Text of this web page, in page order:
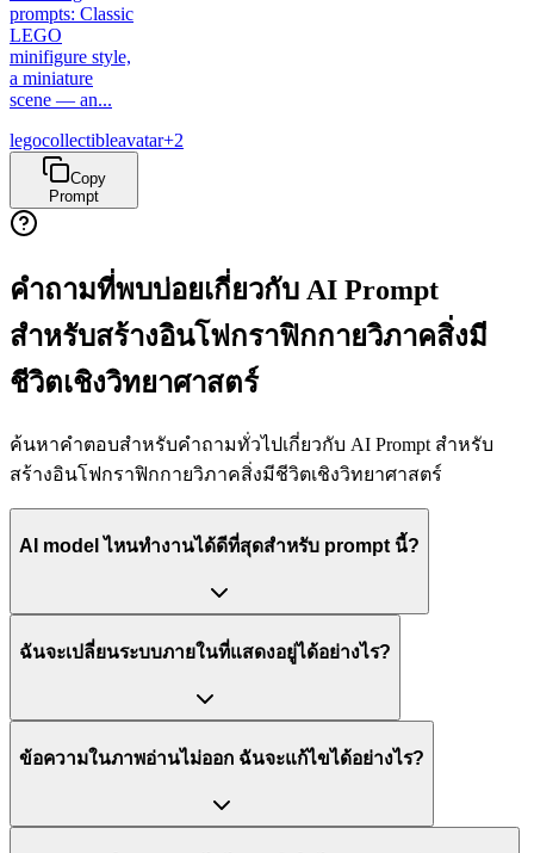
prompts: Classic
LEGO
minifigure style,
a miniature
scene — an...
legocollectibleavatar+2
Copy
Prompt
คำถามที่พบบ่อยเกี่ยวกับ AI Prompt
สำหรับสร้างอินโฟกราฟิกกายวิภาคสิ่งมี
ชีวิตเชิงวิทยาศาสตร์
ค้นหาคำตอบสำหรับคำถามทั่วไปเกี่ยวกับ AI Prompt สำหรับ
สร้างอินโฟกราฟิกกายวิภาคสิ่งมีชีวิตเชิงวิทยาศาสตร์
AI model ไหนทำงานได้ดีที่สุดสำหรับ prompt นี้?
ฉันจะเปลี่ยนระบบภายในที่แสดงอยู่ได้อย่างไร?
ข้อความในภาพอ่านไม่ออก ฉันจะแก้ไขได้อย่างไร?